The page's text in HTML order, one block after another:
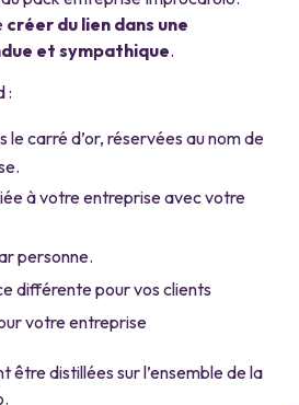
créer du lien dans une
et sympathique.
:
le carré d’or, réservées au nom de
à votre entreprise avec votre
personne.
différente pour vos clients
votre entreprise
être distillées sur l’ensemble de la